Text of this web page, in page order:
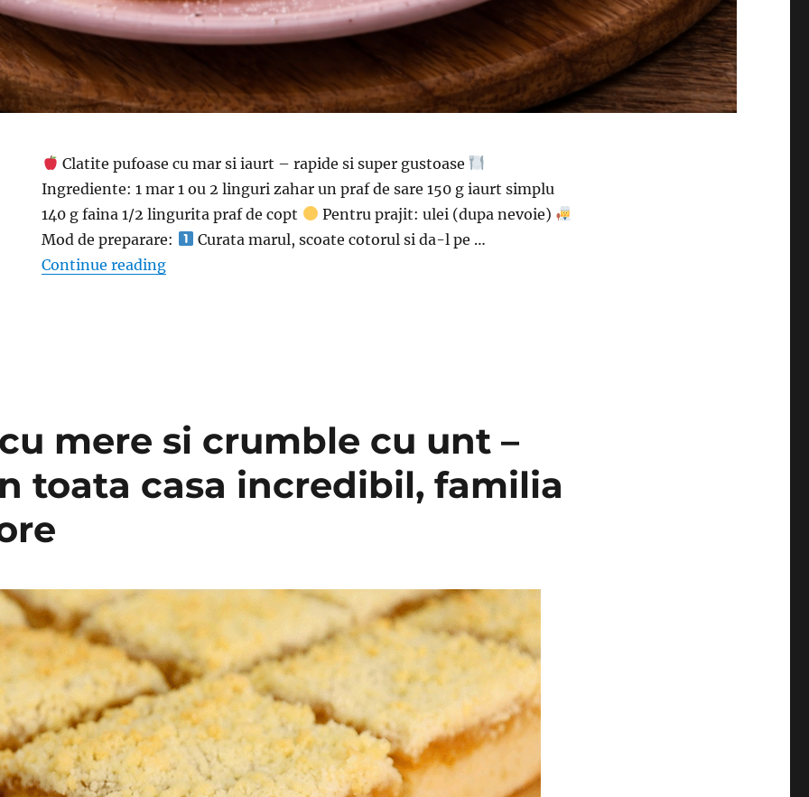
Clatite pufoase cu mar si iaurt – rapide si super gustoase
Ingrediente: 1 mar 1 ou 2 linguri zahar un praf de sare 150 g iaurt simplu
140 g faina 1/2 lingurita praf de copt
Pentru prajit: ulei (dupa nevoie)
Mod de preparare:
Curata marul, scoate cotorul si da-l pe …
Continue reading“Clatite pufoase cu mar si iaurt – rapide si super gustoase, perfecte pentru micul dejun”
mere si crumble cu unt –
toata casa incredibil, familia